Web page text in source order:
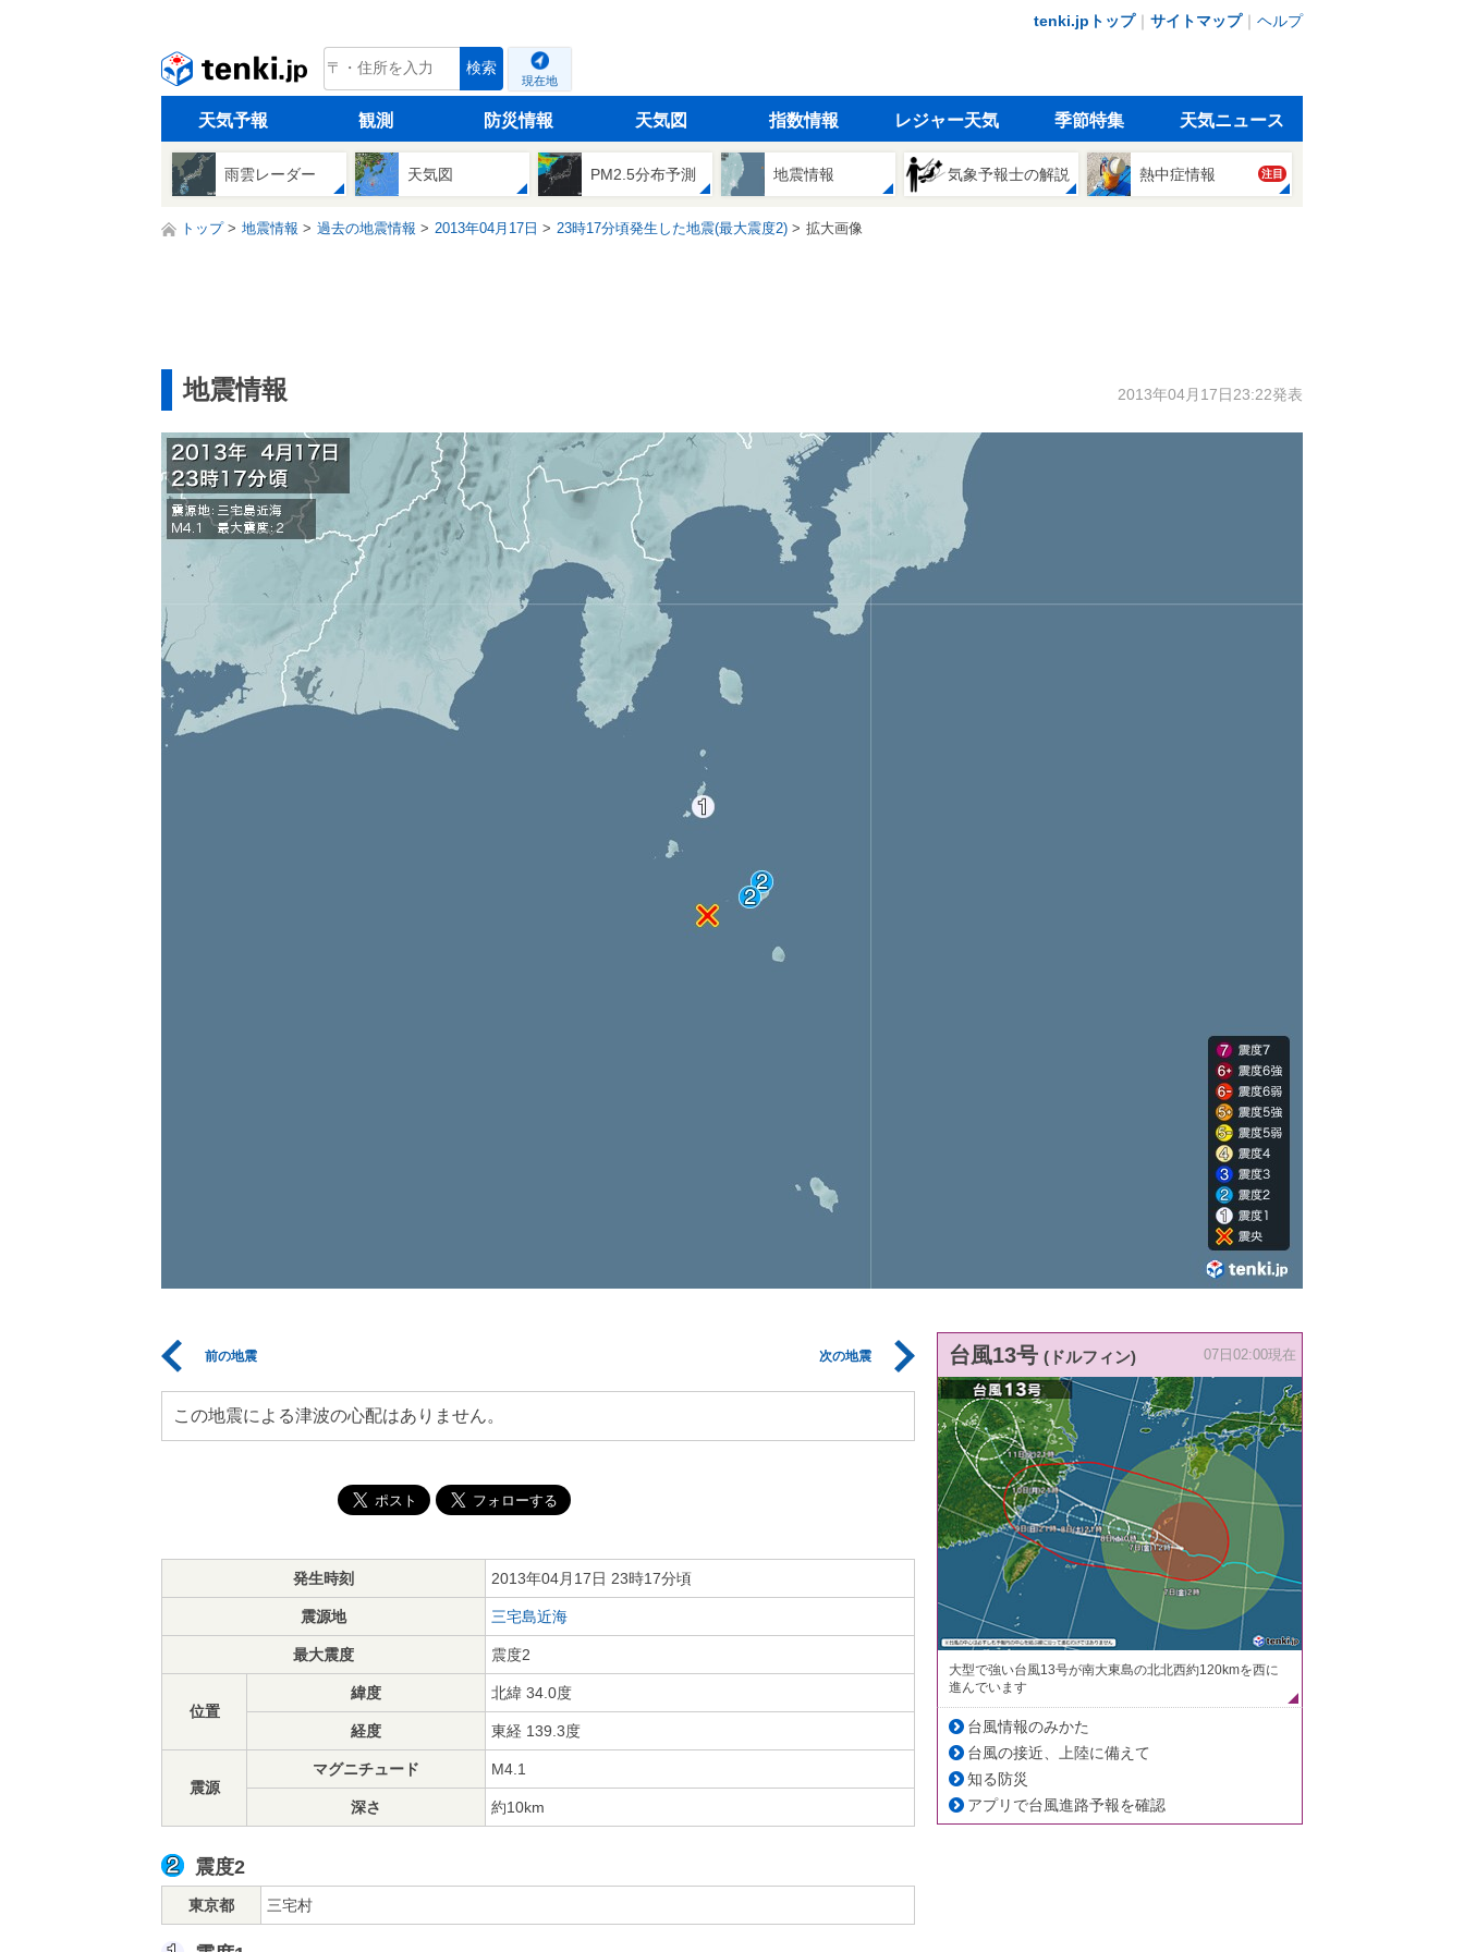
tenki.jpトップ｜ サイトマップ｜ ヘルプ
tenki.jp 検索
現在地
天気予報 観測 防災情報 天気図 指数情報 レジャー天気 季節特集 天気ニュース
雨雲レーダー 天気図 PM2.5分布予測 地震情報 気象予報士の解説 熱中症情報 注目
トップ 地震情報 過去の地震情報 2013年04月17日 23時17分頃発生した地震(最大震度2) 拡大画像
地震情報 2013年04月17日23:22発表
前の地震 次の地震
この地震による津波の心配はありません。
発生時刻 2013年04月17日 23時17分頃
震源地 三宅島近海
最大震度 震度2
位置
緯度 北緯 34.0度
経度 東経 139.3度
震源
マグニチュード M4.1
深さ 約10km
震度2
東京都 三宅村
台風13号 (ドルフィン) 07日02:00現在
大型で強い台風13号が南大東島の北北西約120kmを西に
進んでいます
台風情報のみかた
台風の接近、上陸に備えて
知る防災
アプリで台風進路予報を確認